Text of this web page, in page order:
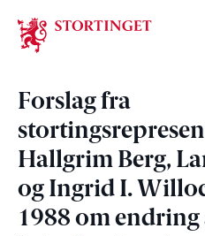
Stortinget.no
Forslag fra
Hallgrim Berg,
og Ingrid I.
1988 om endring